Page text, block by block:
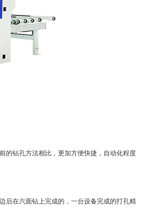
钻孔方法相比，更加方便快捷，自动化程度
在六面钻上完成的，一台设备完成的打孔精